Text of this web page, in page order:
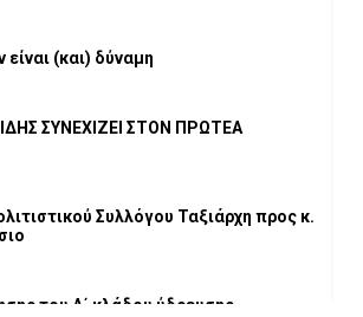
(και) δύναμη
ΣΥΝΕΧΙΖΕΙ ΣΤΟΝ ΠΡΩΤΕΑ
Συλλόγου Ταξιάρχη προς κ.
του Α΄ κλάδου ύδρευσης